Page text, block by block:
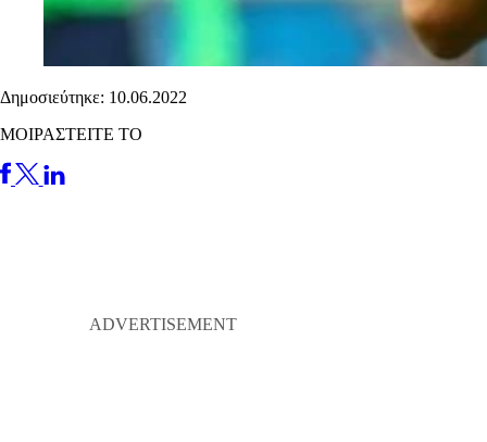
Δημοσιεύτηκε: 10.06.2022
ΜΟΙΡΑΣΤΕΙΤΕ ΤΟ